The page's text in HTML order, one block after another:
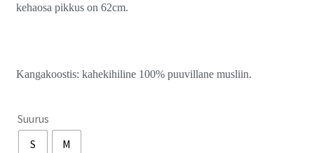
kehaosa pikkus on 62cm.
Kangakoostis: kahekihiline 100% puuvillane musliin.
Suurus
S
M